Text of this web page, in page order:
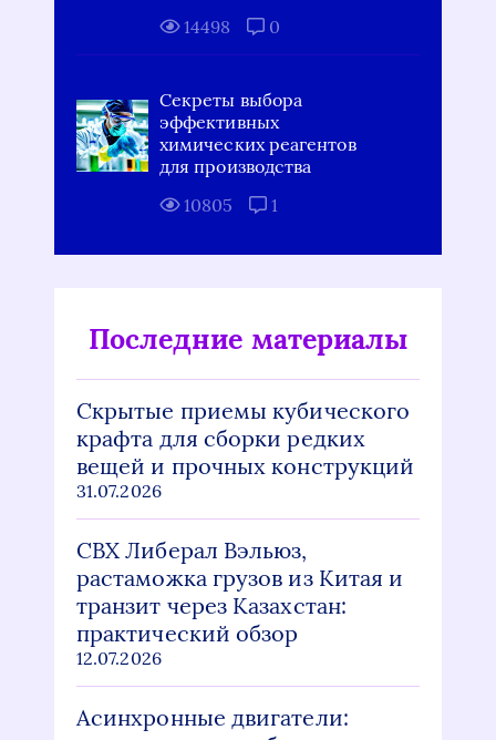
14498
0
Секреты выбора
эффективных
химических реагентов
для производства
10805
1
Последние материалы
Скрытые приемы кубического
крафта для сборки редких
вещей и прочных конструкций
31.07.2026
СВХ Либерал Вэльюз,
растаможка грузов из Китая и
транзит через Казахстан:
практический обзор
12.07.2026
Асинхронные двигатели: